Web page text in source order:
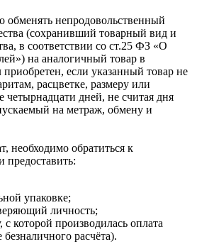
обменять непродовольственный
(сохранивший товарный вид и
в соответствии со ст.25 ФЗ «О
на аналогичный товар в
приобретен, если указанный товар не
расцветке, размеру или
четырнадцати дней, не считая дня
на метраж, обмену и
необходимо обратиться к
предоставить:
упаковке;
личность;
с которой производилась оплата
расчёта).